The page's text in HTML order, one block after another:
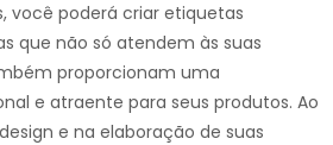
você poderá criar etiquetas
que não só atendem às suas
proporcionam uma
e atraente para seus produtos. Ao
e na elaboração de suas